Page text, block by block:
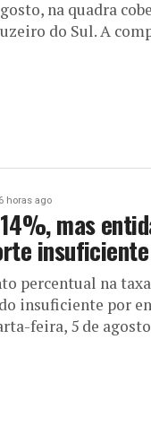
na quadra
do Sul. A
6 horas ago
mas
insuficiente
percentual na
insuficiente por
feira, 5 de